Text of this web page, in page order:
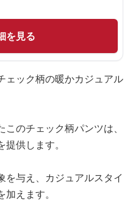
を見る
ェック柄の暖かカジュアル
のチェック柄パンツは、
供します。
を与え、カジュアルスタイ
えます。